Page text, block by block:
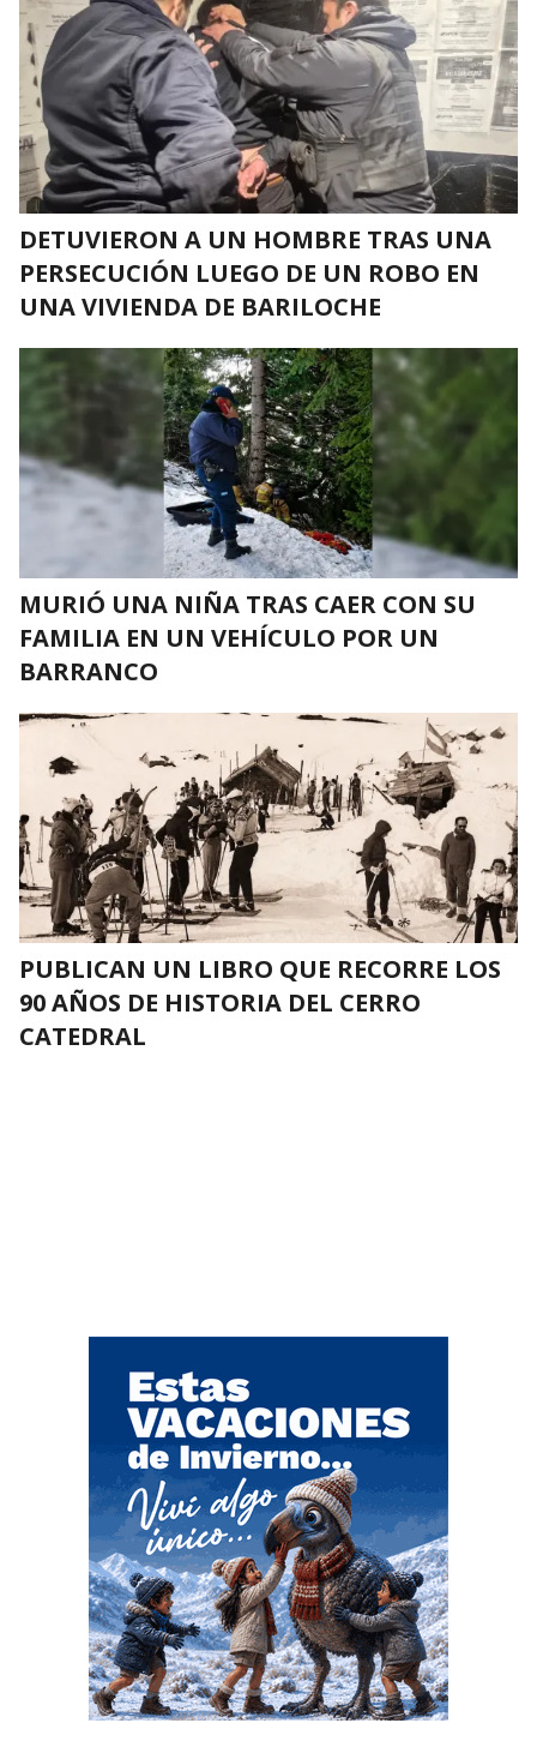
DETUVIERON A UN HOMBRE TRAS UNA
PERSECUCIÓN LUEGO DE UN ROBO EN
UNA VIVIENDA DE BARILOCHE
MURIÓ UNA NIÑA TRAS CAER CON SU
FAMILIA EN UN VEHÍCULO POR UN
BARRANCO
PUBLICAN UN LIBRO QUE RECORRE LOS
90 AÑOS DE HISTORIA DEL CERRO
CATEDRAL